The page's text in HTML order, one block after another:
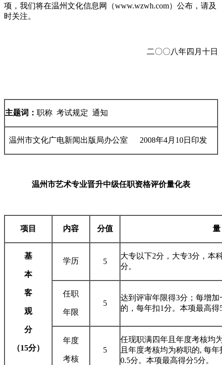
项，我们将在温州文化信息网（www.wzwh.com）公布，请及
时关注。
二〇〇八年四月十日
主题词： 职称 考试规定 通知
温州市文化广电新闻出版局办公室 2008年4月10日印发
温州市艺术专业晋升中级任职资格评价量化表
项目 内容 分值
基
本
客
观
分
（15分）
学历 5
大专以下2分，大专3分，本
分。
任职
年限
5
达到评审年限得3分；每增
的，每年扣1分。本项最高得
年度
考核
5
任现职满四年且年度考核均
且年度考核均为称职的, 每
0.5分。本项最高得分5分。